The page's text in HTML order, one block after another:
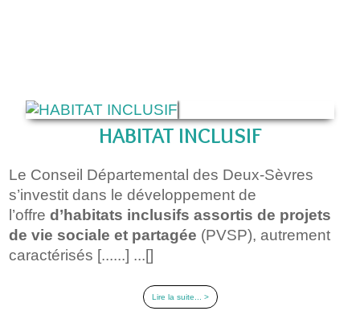
HABITAT INCLUSIF
Le Conseil Départemental des Deux-Sèvres
s’investit dans le développement de
l’offred’habitats inclusifs assortis de projets
de vie sociale et partagée (PVSP), autrement
caractérisés [......] ...[]
Lire la suite... >